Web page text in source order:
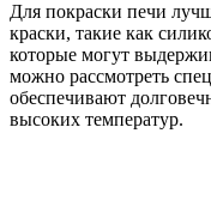
Для покраски печи
краски, такие как
которые могут
можно рассмотреть
обеспечивают
высоких температур.